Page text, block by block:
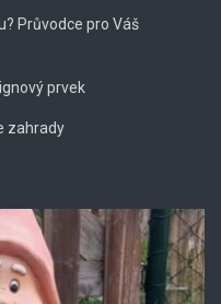
Průvodce pro Váš
prvek
zahrady